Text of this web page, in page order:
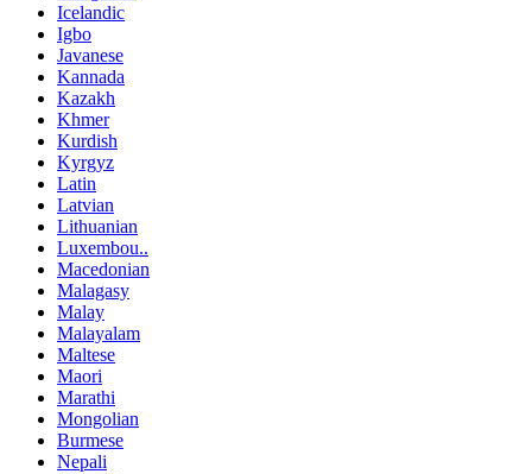
Icelandic
Igbo
Javanese
Kannada
Kazakh
Khmer
Kurdish
Kyrgyz
Latin
Latvian
Lithuanian
Luxembou..
Macedonian
Malagasy
Malay
Malayalam
Maltese
Maori
Marathi
Mongolian
Burmese
Nepali